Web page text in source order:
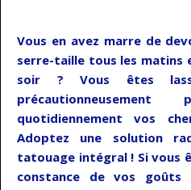
Vous en avez marre de
serre-taille tous les matins
soir ? Vous êtes
quotidiennement vos
Adoptez une solution
tatouage intégral ! Si vous
constance de vos goûts